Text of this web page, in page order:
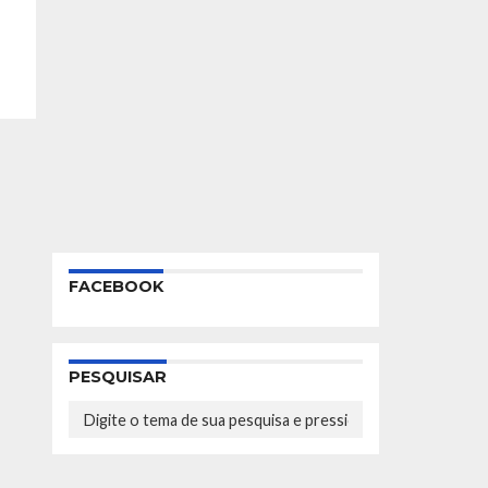
FACEBOOK
PESQUISAR